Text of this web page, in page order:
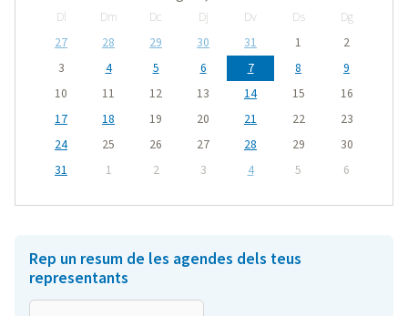
Dl Dm Dc Dj Dv Ds
Dg
27
28 29 30 31 1
2
3
4 5 6 7 8
9
10
11 12 13 14 15
16
17
18 19 20 21 22
23
24
25 26 27 28 29
30
31
1 2 3 4 5 6
Rep un resum de les agendes dels teus
representants